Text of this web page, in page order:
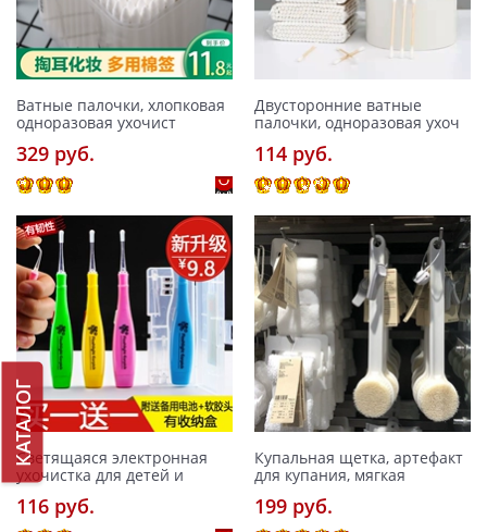
КАТАЛОГ
Ватные палочки, хлопковая
одноразовая ухочист
329 pуб.
Двусторонние ватные
палочки, одноразовая ухоч
114 pуб.
Светящаяся электронная
ухочистка для детей и
116 pуб.
Купальная щетка, артефакт
для купания, мягкая
199 pуб.